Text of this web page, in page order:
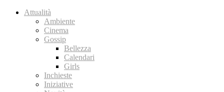
Attualità
Ambiente
Cinema
Gossip
Bellezza
Calendari
Girls
Inchieste
Iniziative